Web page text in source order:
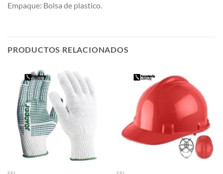
Empaque: Bolsa de plastico.
PRODUCTOS RELACIONADOS